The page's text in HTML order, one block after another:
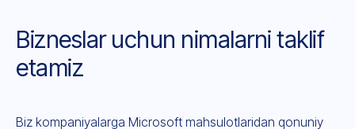
Bizneslar uchun nimalarni taklif
etamiz
Biz kompaniyalarga Microsoft mahsulotlaridan qonuniy